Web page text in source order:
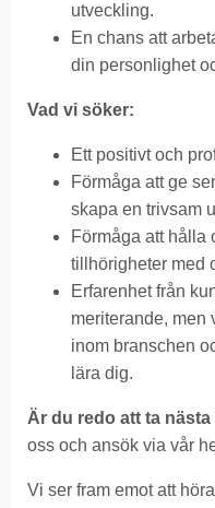
utveckling.
En chans att
din personlighet
Vad vi söker:
Ett positivt och
Förmåga att ge
skapa en trivsam
Förmåga att hålla
tillhörigheter med
Erfarenhet från
meriterande, men
inom branschen
lära dig.
Är du redo att ta
oss och ansök via vår
Vi ser fram emot att